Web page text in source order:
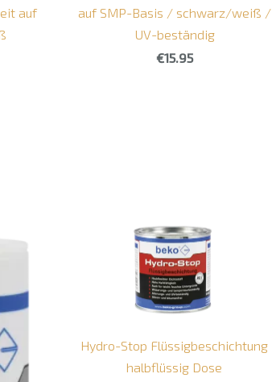
auf
auf SMP-Basis / schwarz/weiß /
UV-beständig
€15.95
Hydro-Stop Flüssigbeschichtung
halbflüssig Dose